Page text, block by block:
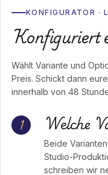
KONFIGURATOR ·
Konfiguriert
Wählt Variante und
Preis. Schickt dann
innerhalb von 48
1 Welche
Beide
Studio-
schreiben wir